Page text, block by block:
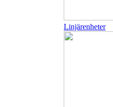
Linjärenheter